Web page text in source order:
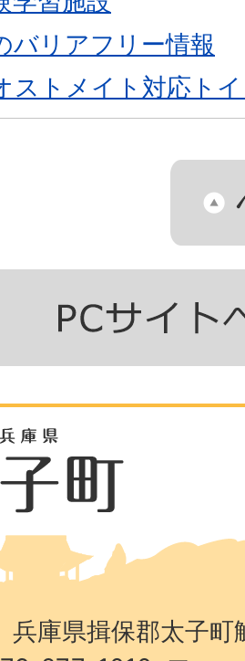
バリアフリー情報
ストメイト対応ト
庫県揖保郡太子町